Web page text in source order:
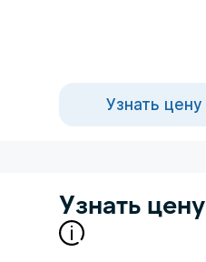
Узнать цену
Узнать цену